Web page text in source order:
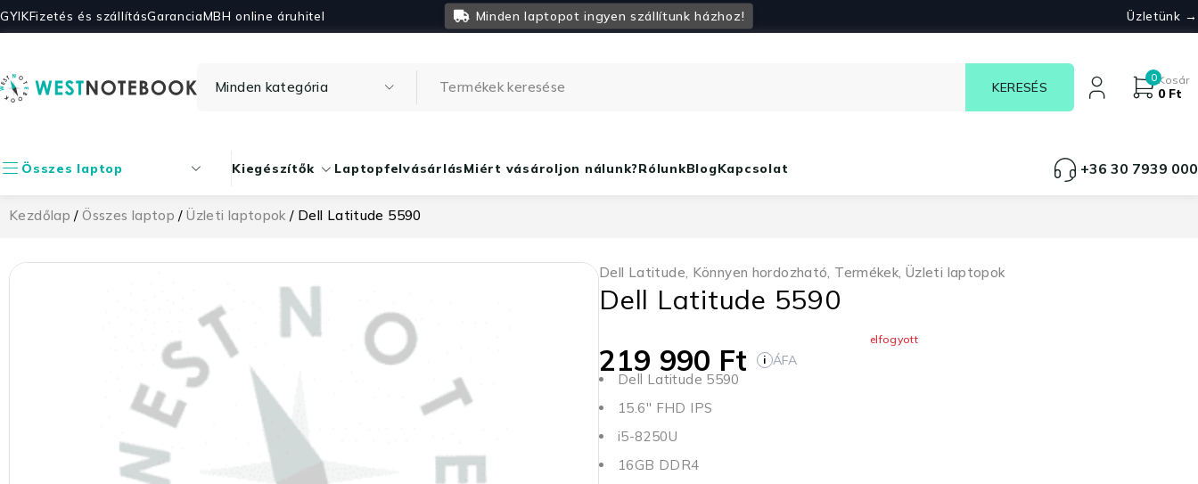
GYIKFizetés és szállításGarancia Minden laptopot ingyen szállítunk házhoz!
MBH online áruhitel Üzletünk →
0Kosár
0 Ft
Összes laptop Kiegészítők LaptopfelvásárlásMiért vásároljon nálunk?RólunkBlogKapcsolat +36 30 7939 000
Kezdőlap /Összes laptop /Üzleti laptopok / Dell Latitude 5590
Dell Latitude, Könnyen hordozható, Termékek, Üzleti laptopok
Dell Latitude 5590
elfogyott
219 990 Ft i ÁFA
Dell Latitude 5590
15.6'' FHD IPS
i5-8250U
16GB DDR4